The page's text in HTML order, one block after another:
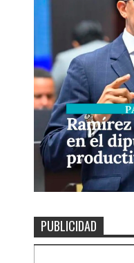
PUBLICIDAD